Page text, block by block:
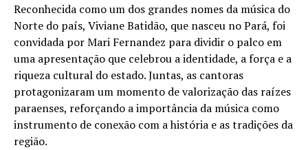
Reconhecida como um dos grandes nomes da música do
Norte do país, Viviane Batidão, que nasceu no Pará, foi
convidada por Mari Fernandez para dividir o palco em
uma apresentação que celebrou a identidade, a força e a
riqueza cultural do estado. Juntas, as cantoras
protagonizaram um momento de valorização das raízes
paraenses, reforçando a importância da música como
instrumento de conexão com a história e as tradições da
região.